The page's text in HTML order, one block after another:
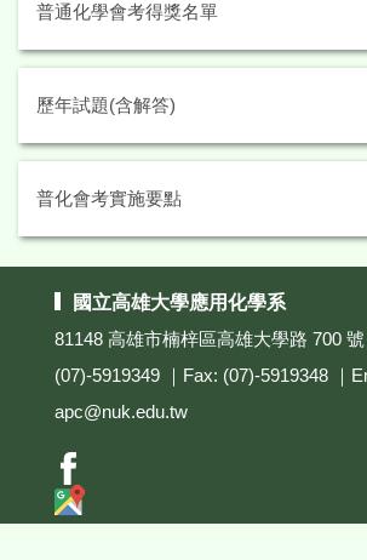
普通化學會考得獎名單
歷年試題(含解答)
普化會考實施要點
國立高雄大學應用化學系
81148 高雄市楠梓區高雄大學路 700 號
(07)-5919349 ｜Fax: (07)-5919348 ｜
apc@nuk.edu.tw